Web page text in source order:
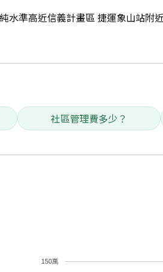
水準高近信義計畫區 捷運象山站附
社區管理費多少？
150萬